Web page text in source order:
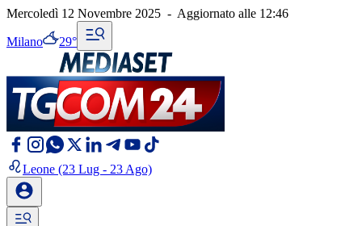
Mercoledì 12 Novembre 2025 - Aggiornato alle 12:46
Milano 29°
Leone (23 Lug - 23 Ago)